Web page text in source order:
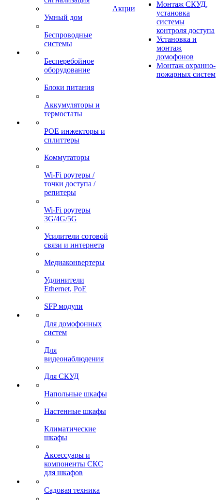
Умный дом
Беспроводные
системы
Бесперебойное
оборудование
Блоки питания
Аккумуляторы и
термостаты
POE инжекторы и
сплиттеры
Коммутаторы
Wi-Fi роутеры /
точки доступа /
репитеры
Wi-Fi роутеры
3G/4G/5G
Усилители сотовой
связи и интернета
Медиаконвертеры
Удлинители
Ethernet, PoE
SFP модули
Для домофонных
систем
Для
видеонаблюдения
Для СКУД
Напольные шкафы
Настенные шкафы
Климатические
шкафы
Аксессуары и
компоненты СКС
для шкафов
Садовая техника
Акции
Монтаж СКУД,
установка
системы
контроля доступа
Установка и
монтаж
домофонов
Монтаж охранно-
пожарных систем